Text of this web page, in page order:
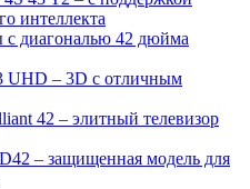
интеллекта
с диагональю 42 дюйма
UHD – 3D с отличным
42 – элитный телевизор
– защищенная модель для